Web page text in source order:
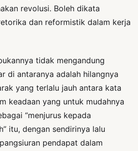
revolusi. Boleh dikata
dan reformistik dalam kerja
tidak mengandung
di antaranya adalah hilangnya
yang terlalu jauh antara kata
keadaan yang untuk mudahnya
“menjurus kepada
itu, dengan sendirinya lalu
pendapat dalam